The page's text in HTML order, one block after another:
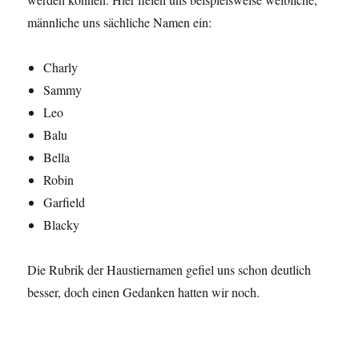
männliche uns sächliche Namen ein:
Charly
Sammy
Leo
Balu
Bella
Robin
Garfield
Blacky
Die Rubrik der Haustiernamen gefiel uns schon deutlich
besser, doch einen Gedanken hatten wir noch.